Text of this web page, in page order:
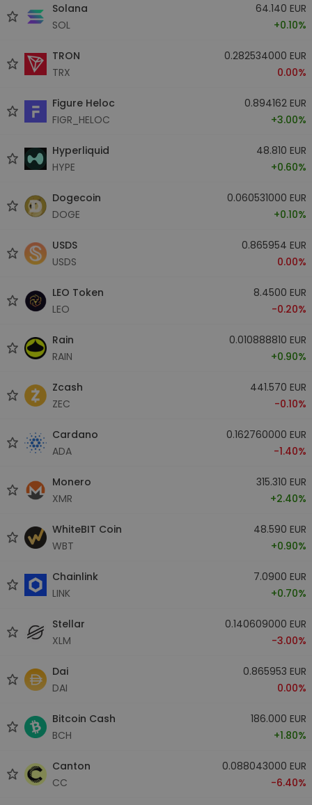
Solana
SOL
64.140 EUR
+0.10%
TRON
TRX
0.282534000 EUR
0.00%
Figure Heloc
FIGR_HELOC
0.894162 EUR
+3.00%
Hyperliquid
HYPE
48.810 EUR
+0.60%
Dogecoin
DOGE
0.060531000 EUR
+0.10%
USDS
USDS
0.865954 EUR
0.00%
LEO Token
LEO
8.4500 EUR
-0.20%
Rain
RAIN
0.010888810 EUR
+0.90%
Zcash
ZEC
441.570 EUR
-0.10%
Cardano
ADA
0.162760000 EUR
-1.40%
Monero
XMR
315.310 EUR
+2.40%
WhiteBIT Coin
WBT
48.590 EUR
+0.90%
Chainlink
LINK
7.0900 EUR
+0.70%
Stellar
XLM
0.140609000 EUR
-3.00%
Dai
DAI
0.865953 EUR
0.00%
Bitcoin Cash
BCH
186.000 EUR
+1.80%
Canton
CC
0.088043000 EUR
-6.40%